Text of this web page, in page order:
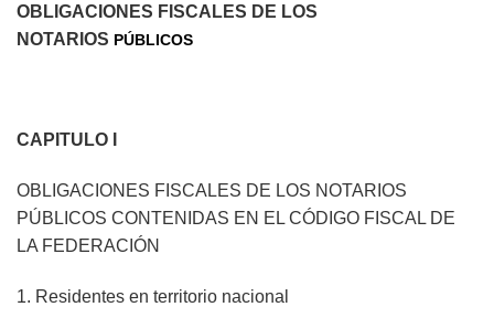
OBLIGACIONES FISCALES DE LOS
NOTARIOS PÚBLICOS
CAPITULO I
OBLIGACIONES FISCALES DE LOS NOTARIOS
PÚBLICOS CONTENIDAS EN EL CÓDIGO FISCAL DE
LA FEDERACIÓN
1. Residentes en territorio nacional